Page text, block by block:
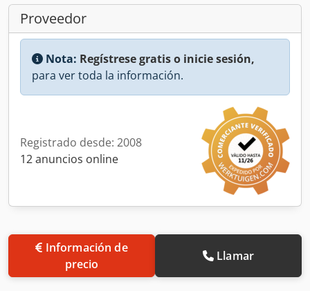
Proveedor
Nota: Regístrese gratis o inicie sesión,
para ver toda la información.
Registrado desde: 2008
12 anuncios online
precio
Llamar